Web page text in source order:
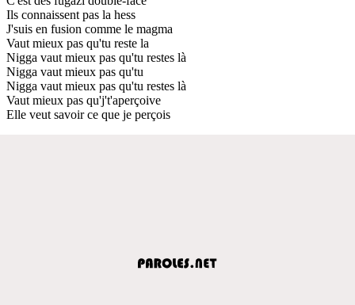
Ils connaissent pas la hess
J'suis en fusion comme le magma
Vaut mieux pas qu'tu reste la
Nigga vaut mieux pas qu'tu restes là
Nigga vaut mieux pas qu'tu
Nigga vaut mieux pas qu'tu restes là
Vaut mieux pas qu'j't'aperçoive
Elle veut savoir ce que je perçois